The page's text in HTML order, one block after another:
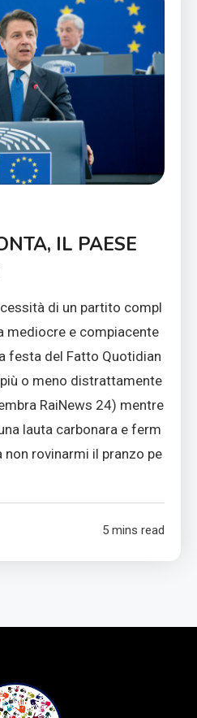
IL PAESE
di un partito compl
mediocre e compiacente
festa del Fatto Quotidian
o meno distrattamente
RaiNews 24) mentre
lauta carbonara e ferm
rovinarmi il pranzo pe
5 mins read